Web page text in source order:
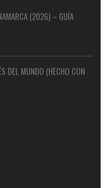
(2026) – GUÍA
DEL MUNDO (HECHO CON